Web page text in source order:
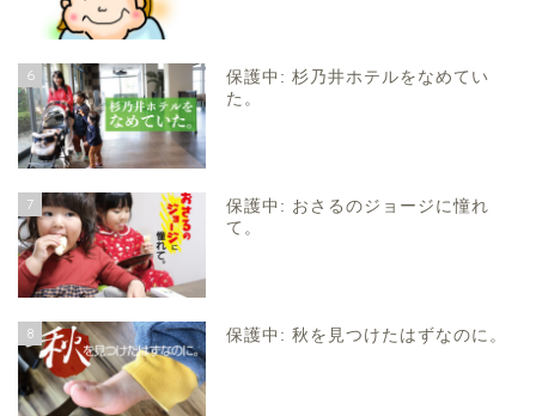
6
保護中: 杉乃井ホテルをなめてい
た。
7
保護中: おさるのジョージに憧れ
て。
8 保護中: 秋を見つけたはずなのに。